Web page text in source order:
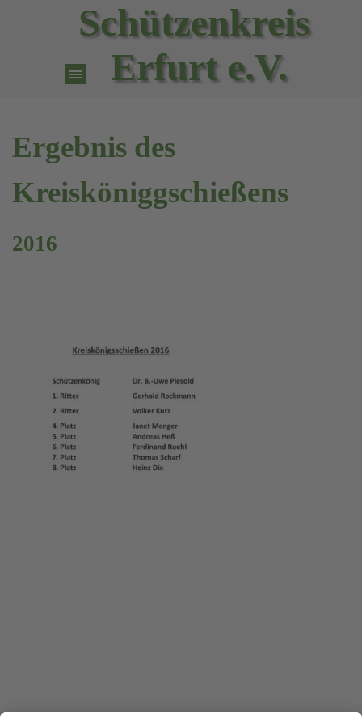
Direkt zum SeiteninhaltSchützenkreis
Erfurt e.V.
Menü überspringen
Ergebnis des
Kreisköniggschießens
2016